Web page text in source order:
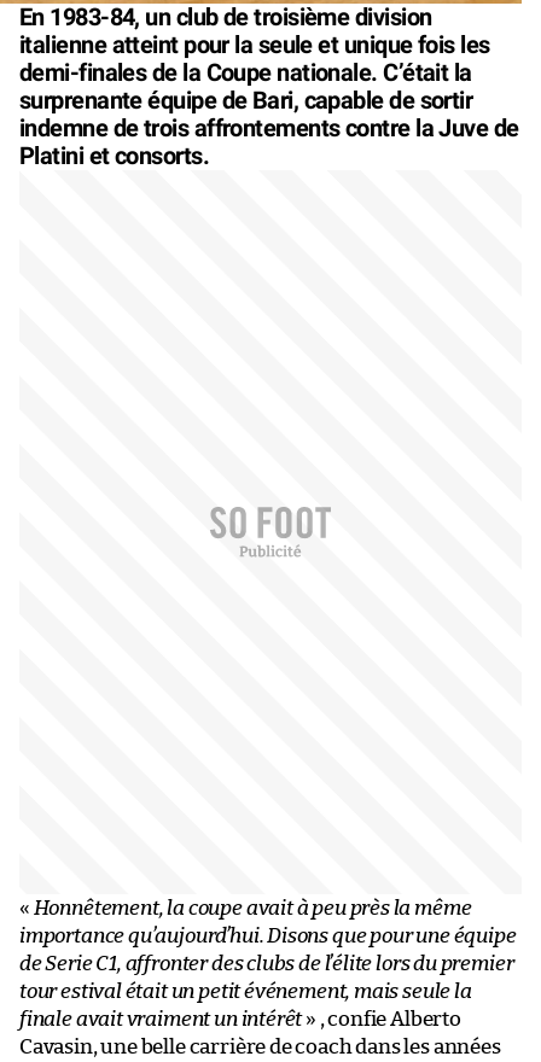
En 1983-84, un club de troisième division
italienne atteint pour la seule et unique fois les
demi-finales de la Coupe nationale. C’était la
surprenante équipe de Bari, capable de sortir
indemne de trois affrontements contre la Juve de
Platini et consorts.
« Honnêtement, la coupe avait à peu près la même
importance qu’aujourd’hui. Disons que pour une équipe
de Serie C1, affronter des clubs de l’élite lors du premier
tour estival était un petit événement, mais seule la
finale avait vraiment un intérêt» , confie Alberto
Cavasin, une belle carrière de coach dans les années